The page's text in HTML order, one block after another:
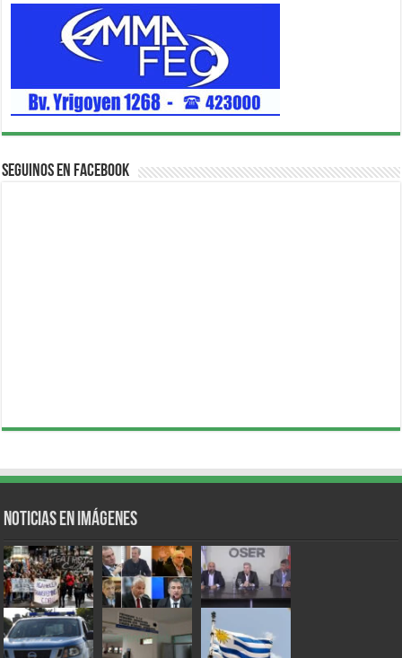
Seguinos en Facebook
Noticias en Imágenes